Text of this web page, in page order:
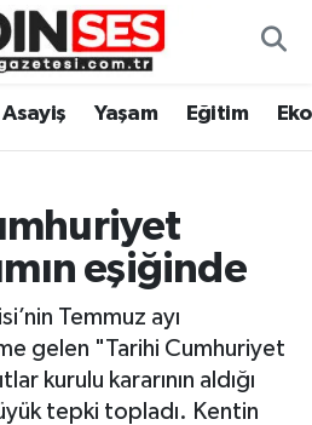
Asayiş Yaşam Eğitim
eşiğinde
Temmuz ayı
gelen "Tarihi Cumhuriyet
kurulu kararının aldığı
tepki topladı. Kentin
Haritası
ve Fikstür